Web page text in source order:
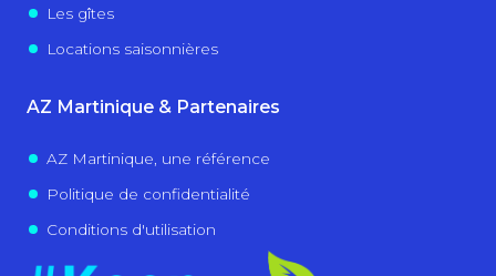
Les gîtes
Locations saisonnières
AZ Martinique & Partenaires
AZ Martinique, une référence
Politique de confidentialité
Conditions d'utilisation